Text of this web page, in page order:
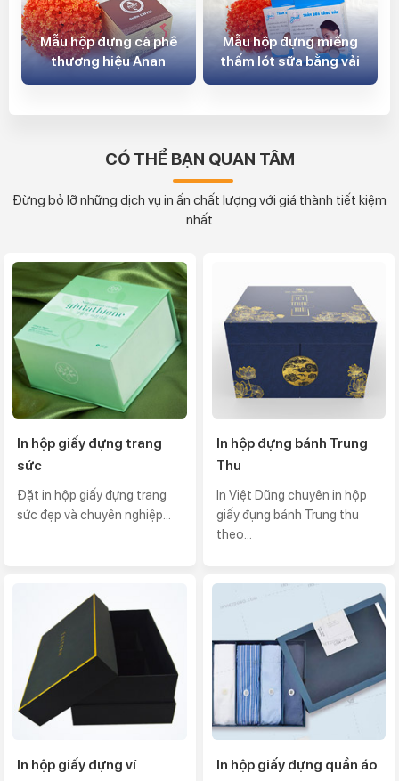
Mẫu hộp đựng cà phê
thương hiệu Anan
Mẫu hộp đựng miếng
thấm lót sữa bằng vải
CÓ THỂ BẠN QUAN TÂM
Đừng bỏ lỡ những dịch vụ in ấn chất lượng với giá thành tiết kiệm
nhất
In hộp giấy đựng trang
sức
Đặt in hộp giấy đựng trang
sức đẹp và chuyên nghiệp...
In hộp đựng bánh Trung
Thu
In Việt Dũng chuyên in hộp
giấy đựng bánh Trung thu
theo...
In hộp giấy đựng ví In hộp giấy đựng quần áo